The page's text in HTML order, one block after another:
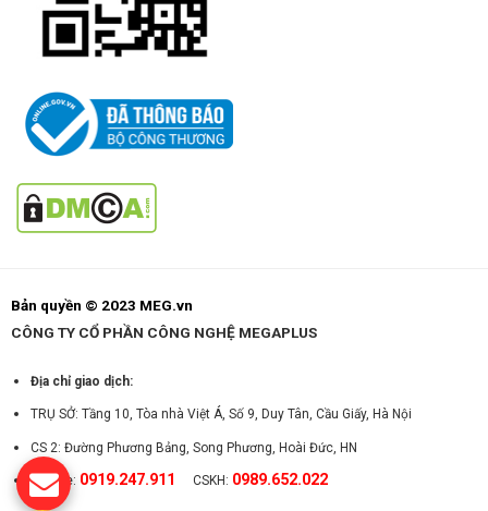
Bản quyền © 2023 MEG.vn
CÔNG TY CỔ PHẦN CÔNG NGHỆ MEGAPLUS
Địa chỉ giao dịch:
TRỤ SỞ: Tầng 10, Tòa nhà Việt Á, Số 9, Duy Tân, Cầu Giấy, Hà Nội
CS 2: Đường Phương Bảng, Song Phương, Hoài Đức, HN
Hotline: 0919.247.911 CSKH: 0989.652.022